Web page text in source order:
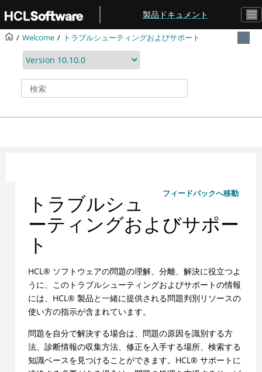
メインコンテンツにジャンプ
製品ドキュメント
Welcome トラブルシューティングおよびサポート
フィードバックへ移動
トラブルシュ
ーティングおよびサポー
ト
HCL® ソフトウェアの問題の理解、分離、解決に役立つよ
うに、このトラブルシューティングおよびサポートの情報
には、 HCL® 製品と一緒に提供される問題判別リソースの
使い方の指示が含まれています。
問題を自分で解決する場合は、問題の原因を識別する方
法、診断情報の収集方法、修正を入手する場所、検索する
知識ベースを見つけることができます。 HCL® サポートに